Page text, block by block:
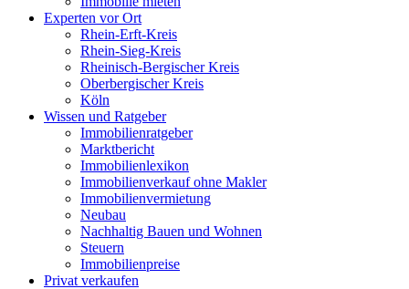
Experten vor Ort
Rhein-Erft-Kreis
Rhein-Sieg-Kreis
Rheinisch-Bergischer Kreis
Oberbergischer Kreis
Köln
Wissen und Ratgeber
Immobilienratgeber
Marktbericht
Immobilienlexikon
Immobilienverkauf ohne Makler
Immobilienvermietung
Neubau
Nachhaltig Bauen und Wohnen
Steuern
Immobilienpreise
Privat verkaufen